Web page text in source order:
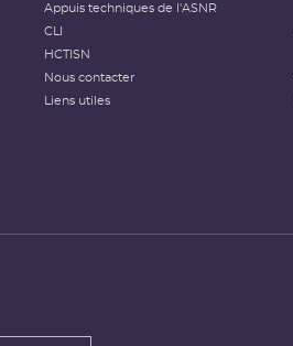
Appuis techniques de l'ASNR
CLI
HCTISN
Nous contacter
Liens utiles